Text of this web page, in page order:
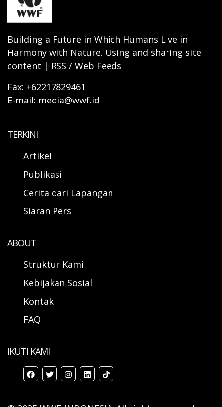
Building a Future in Which Humans Live in
Harmony with Nature. Using and sharing site
content | RSS / Web Feeds
Fax: +62217829461
E-mail: media@wwf.id
TERKINI
Artikel
Publikasi
Cerita dari Lapangan
Siaran Pers
ABOUT
Struktur Kami
Kebijakan Sosial
Kontak
FAQ
IKUTI KAMI